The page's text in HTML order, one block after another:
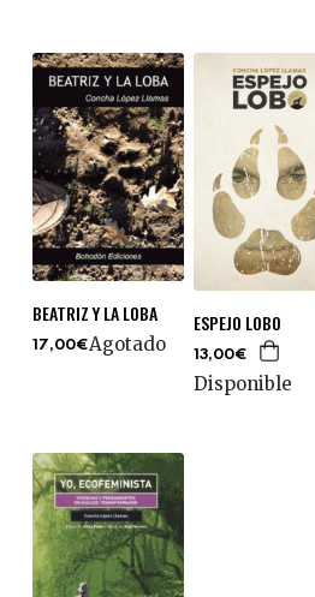
BEATRIZ Y LA LOBA
17,00€Agotado
ESPEJO LOBO
13,00€
Disponible